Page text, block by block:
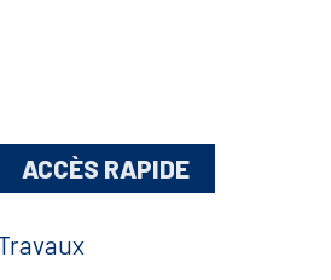
ACCÈS RAPIDE